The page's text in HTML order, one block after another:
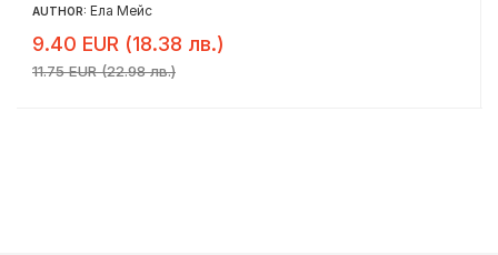
AUTHOR: Ела Мейс
9.40 EUR (18.38 лв.)
11.75 EUR (22.98 лв.)